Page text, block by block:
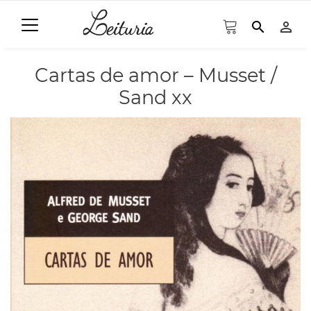
search person_outline
Cartas de amor – Musset /
Sand xx